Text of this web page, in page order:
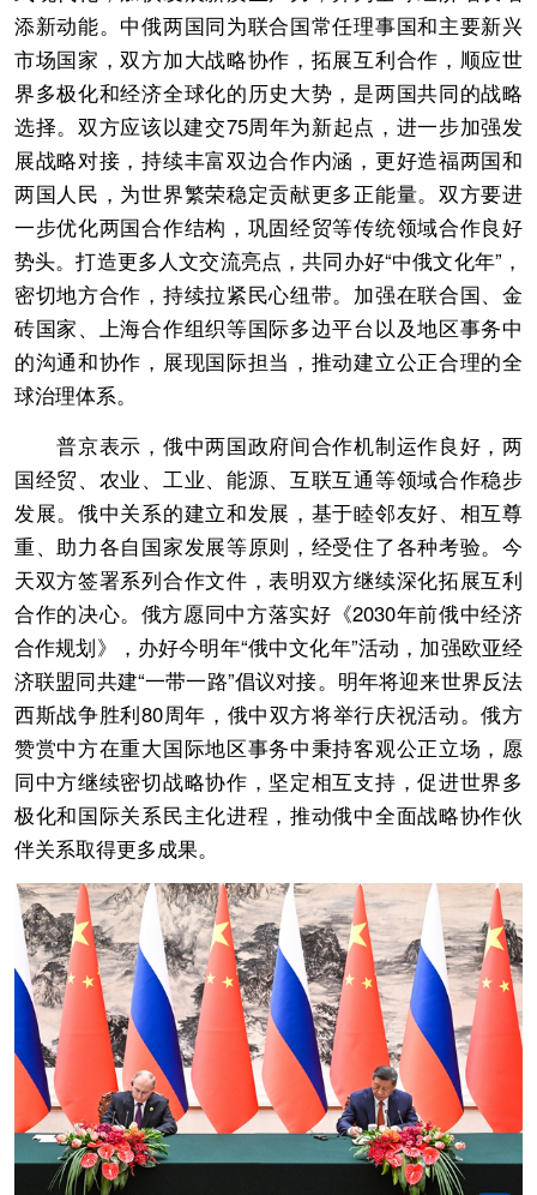
添新动能。中俄两国同为联合国常任理事国和主要新兴
市场国家，双方加大战略协作，拓展互利合作，顺应世
界多极化和经济全球化的历史大势，是两国共同的战略
选择。双方应该以建交75周年为新起点，进一步加强发
展战略对接，持续丰富双边合作内涵，更好造福两国和
两国人民，为世界繁荣稳定贡献更多正能量。双方要进
一步优化两国合作结构，巩固经贸等传统领域合作良好
势头。打造更多人文交流亮点，共同办好“中俄文化年”，
密切地方合作，持续拉紧民心纽带。加强在联合国、金
砖国家、上海合作组织等国际多边平台以及地区事务中
的沟通和协作，展现国际担当，推动建立公正合理的全
球治理体系。
普京表示，俄中两国政府间合作机制运作良好，两
国经贸、农业、工业、能源、互联互通等领域合作稳步
发展。俄中关系的建立和发展，基于睦邻友好、相互尊
重、助力各自国家发展等原则，经受住了各种考验。今
天双方签署系列合作文件，表明双方继续深化拓展互利
合作的决心。俄方愿同中方落实好《2030年前俄中经济
合作规划》，办好今明年“俄中文化年”活动，加强欧亚经
济联盟同共建“一带一路”倡议对接。明年将迎来世界反法
西斯战争胜利80周年，俄中双方将举行庆祝活动。俄方
赞赏中方在重大国际地区事务中秉持客观公正立场，愿
同中方继续密切战略协作，坚定相互支持，促进世界多
极化和国际关系民主化进程，推动俄中全面战略协作伙
伴关系取得更多成果。